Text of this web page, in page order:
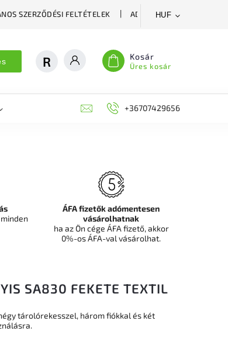
SZERZŐDÉSI FELTÉTELEK ADATVÉDELMI
HUF
Kosár
Üres kosár
DEKORÁCIÓS FALPANEL, MŰNÖVÉNY FAL
+36707429656
SA830 FEKETE TEXTIL
tárolórekesszel, három fiókkal és két
ÁFA fizetők adómentesen
vásárolhatnak
ha az Ön cége ÁFA fizető, akkor
0%-os ÁFA-val vásárolhat.